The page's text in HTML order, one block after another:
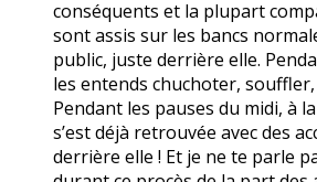
conséquents et la plupart
sont assis sur les bancs
public, juste derrière elle.
les entends chuchoter,
Pendant les pauses du midi, à
s’est déjà retrouvée avec des
derrière elle ! Et je ne te parle